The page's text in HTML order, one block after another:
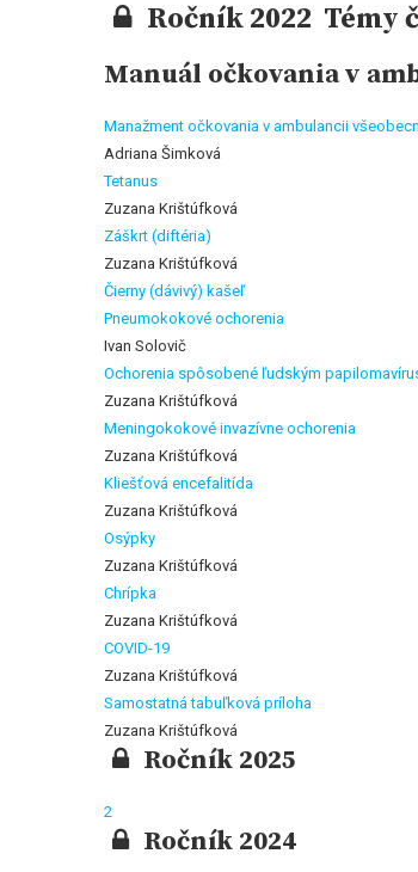
Ročník 2022 Témy
Manuál očkovania v
Manažment očkovania v ambulancii
Adriana Šimková
Tetanus
Zuzana Krištúfková
Záškrt (diftéria)
Zuzana Krištúfková
Čierny (dávivý) kašeľ
Pneumokokové ochorenia
Ivan Solovič
Ochorenia spôsobené ľudským
Zuzana Krištúfková
Meningokokové invazívne ochorenia
Zuzana Krištúfková
Kliešťová encefalitída
Zuzana Krištúfková
Osýpky
Zuzana Krištúfková
Chrípka
Zuzana Krištúfková
COVID-19
Zuzana Krištúfková
Samostatná tabuľková príloha
Zuzana Krištúfková
Ročník 2025
2
Ročník 2024